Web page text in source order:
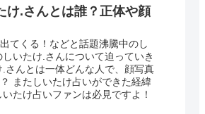
け.さんとは誰？正体や顔
てくる！などと話題沸騰中のし
いたけ.さんについて迫っていき
さんとは一体どんな人で、顔写真
またしいたけ占いができた経緯
たけ占いファンは必見ですよ！